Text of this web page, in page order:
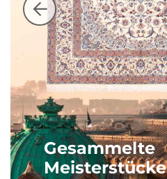
Gesammelte
Meisterstücke